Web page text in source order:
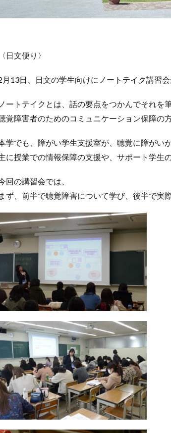
〈日文便り〉
月13日、日文の学生向けにノートテイク講習会
ノートテイクとは、話の要点をつかんでそれを
覚障害者のためのコミュニケーション保障の方
学でも、障がい学生支援室が、聴覚に障がい
に授業での情報保障の支援や、サポート学生
回の講習会では、
まず、前半で聴覚障害について学び、後半で実